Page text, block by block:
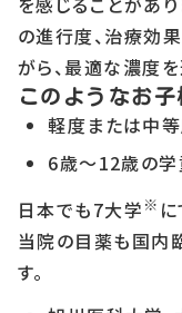
の進行度、治療効
がら、最適な濃度
このようなお
軽度または中
6歳～12歳の
日本でも7大学 ※
当院の目薬も国内
す。